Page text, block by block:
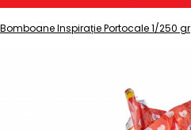
Bomboane Inspirație Portocale 1/250 gr